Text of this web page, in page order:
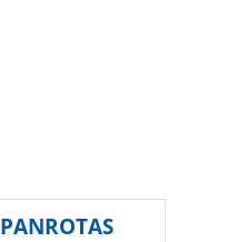
PANROTAS